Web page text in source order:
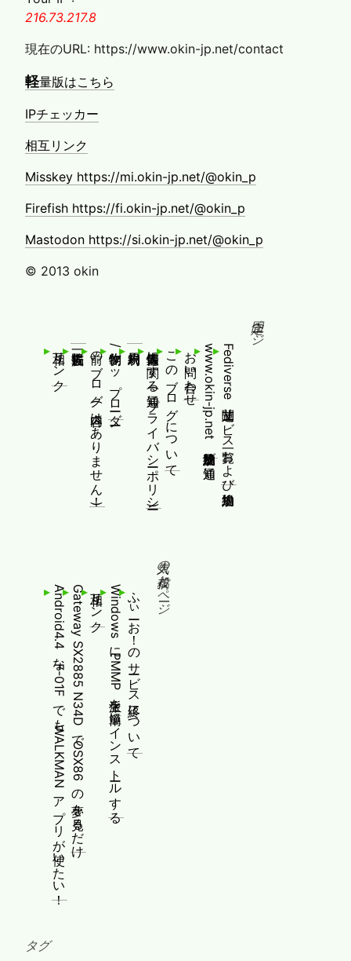
216.73.217.8
現在のURL: https://www.okin-jp.net/contact
軽量版はこちら
IPチェッカー
相互リンク
Misskey https://mi.okin-jp.net/@okin_p
Firefish https://fi.okin-jp.net/@okin_p
Mastodon https://si.okin-jp.net/@okin_p
© 2013 okin
固定ページ
Fediverse関連サービス一覧および追加規約
www.okin-jp.net 追加規約及び通知
お問い合わせ
このブログについて
個人情報等に関する通知(プライバシーポリシー)
制作物/アップローダー
前のブログ(内容はありません！)
相互リンク
人気の投稿とページ
ふぃーお！のサービス終了について
WindowsにPMMP派生を簡単にインストールする
相互リンク
Gateway SX2885 N34DでOSX86の夢を見るだけ
Android4.4なF-01FでもWALKMANアプリが使いたい！
タグ